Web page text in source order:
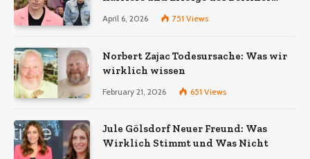
Modedesigners
April 6, 2026 751 Views
Norbert Zajac Todesursache: Was wir
wirklich wissen
February 21, 2026 651 Views
Jule Gölsdorf Neuer Freund: Was
Wirklich Stimmt und Was Nicht